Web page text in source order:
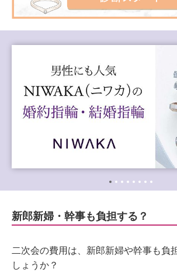
新郎新婦・幹事も負担する？
二次会の費用は、新郎新婦や幹事も負
しょうか？